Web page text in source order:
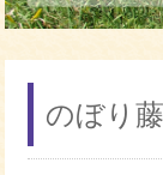
のぼり